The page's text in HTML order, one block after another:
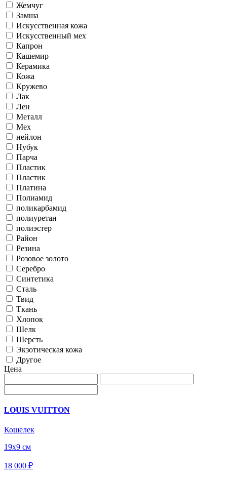
Жемчуг
Замша
Искусственная кожа
Искусственный мех
Капрон
Кашемир
Керамика
Кожа
Кружево
Лак
Лен
Металл
Мех
нейлон
Нубук
Парча
Пластик
Пластик
Платина
Полиамид
поликарбамид
полиуретан
полиэстер
Район
Резина
Розовое золото
Серебро
Синтетика
Сталь
Твид
Ткань
Хлопок
Шелк
Шерсть
Экзотическая кожа
Другое
Цена
LOUIS VUITTON
Кошелек
19х9 см
18 000 ₽